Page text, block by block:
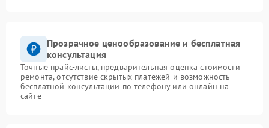
Прозрачное ценообразование и бесплатная
консультация
Точные прайс-листы, предварительная оценка стоимости
ремонта, отсутствие скрытых платежей и возможность
бесплатной консультации по телефону или онлайн на
сайте